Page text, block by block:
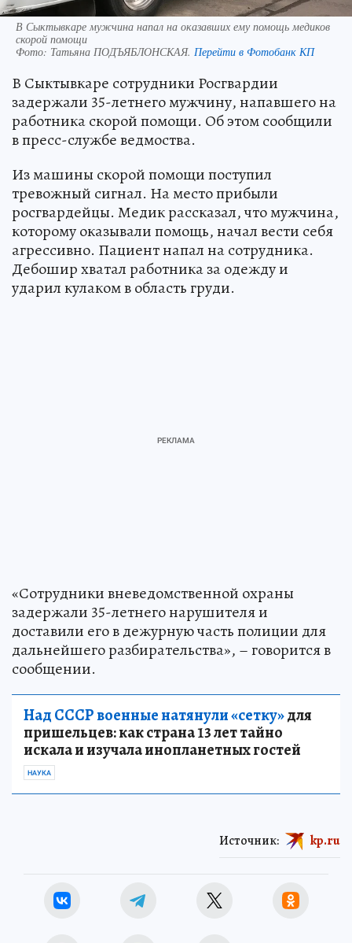
В Сыктывкаре мужчина напал на оказавших ему помощь медиков
скорой помощи
Фото: Татьяна ПОДЪЯБЛОНСКАЯ. Перейти в Фотобанк КП
В Сыктывкаре сотрудники Росгвардии
задержали 35-летнего мужчину, напавшего на
работника скорой помощи. Об этом сообщили
в пресс-службе ведмоства.
Из машины скорой помощи поступил
тревожный сигнал. На место прибыли
росгвардейцы. Медик рассказал, что мужчина,
которому оказывали помощь, начал вести себя
агрессивно. Пациент напал на сотрудника.
Дебошир хватал работника за одежду и
ударил кулаком в область груди.
«Сотрудники вневедомственной охраны
задержали 35-летнего нарушителя и
доставили его в дежурную часть полиции для
дальнейшего разбирательства», – говорится в
сообщении.
Над СССР военные натянули «сетку»для
пришельцев: как страна 13 лет тайно
искала и изучала инопланетных гостей
НАУКА
Источник: kp.ru